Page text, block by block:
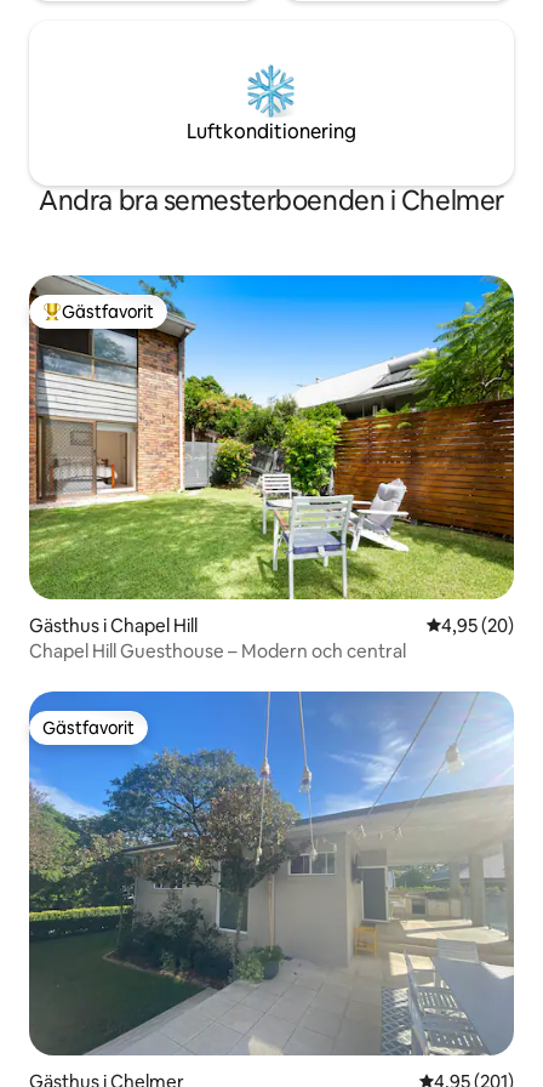
Luftkonditionering
Andra bra semesterboenden i Chelmer
Populär gästfavorit
Gästfavorit
Gästhus i Chapel Hill 4,95 av 5 i
4,95 (20)
Chapel Hill Guesthouse – Modern och central
Gästfavorit
Gästfavorit
Gästhus i Chelmer 4,95 av 5 i
4,95 (201)